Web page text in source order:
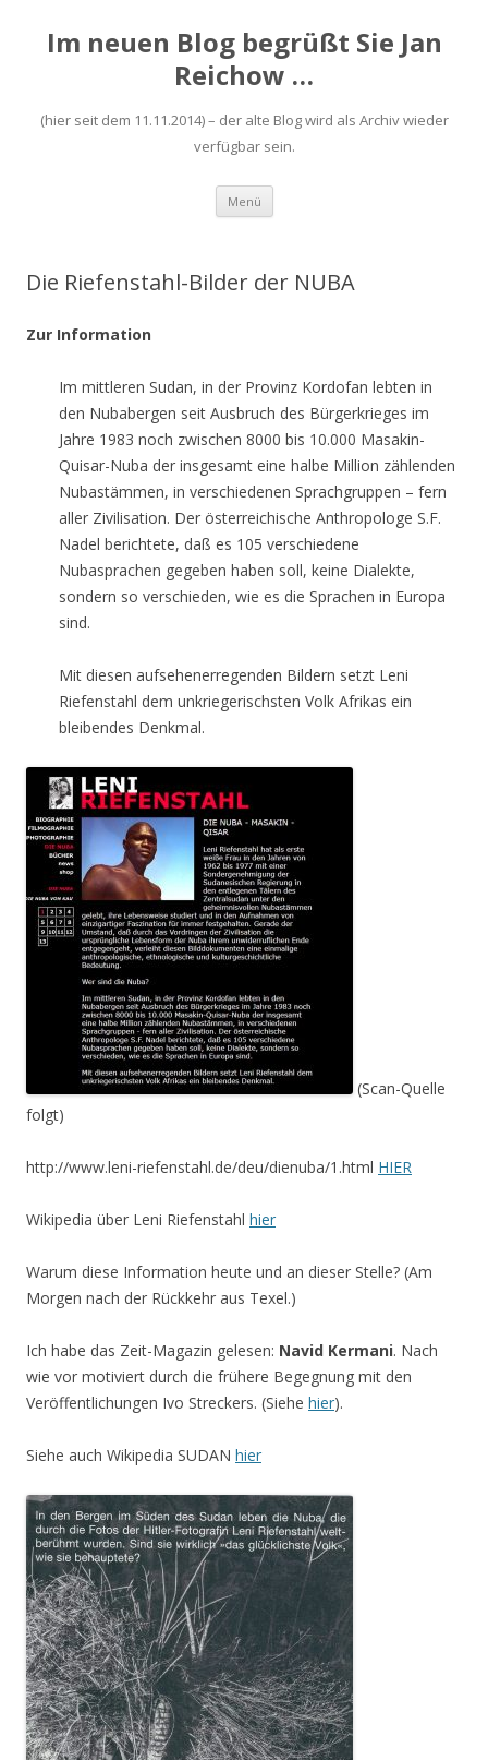
Im neuen Blog begrüßt Sie Jan
Reichow …
(hier seit dem 11.11.2014) – der alte Blog wird als Archiv wieder
verfügbar sein.
Menü Zum
springen
Die Riefenstahl-Bilder der NUBA
Zur Information
Im mittleren Sudan, in der Provinz Kordofan lebten in
den Nubabergen seit Ausbruch des Bürgerkrieges im
Jahre 1983 noch zwischen 8000 bis 10.000 Masakin-
Quisar-Nuba der insgesamt eine halbe Million zählenden
Nubastämmen, in verschiedenen Sprachgruppen – fern
aller Zivilisation. Der österreichische Anthropologe S.F.
Nadel berichtete, daß es 105 verschiedene
Nubasprachen gegeben haben soll, keine Dialekte,
sondern so verschieden, wie es die Sprachen in Europa
sind.
Mit diesen aufsehenerregenden Bildern setzt Leni
Riefenstahl dem unkriegerischsten Volk Afrikas ein
bleibendes Denkmal.
(Scan-Quelle
folgt)
http://www.leni-riefenstahl.de/deu/dienuba/1.html HIER
Wikipedia über Leni Riefenstahl hier
Warum diese Information heute und an dieser Stelle? (Am
Morgen nach der Rückkehr aus Texel.)
Ich habe das Zeit-Magazin gelesen: Navid Kermani. Nach
wie vor motiviert durch die frühere Begegnung mit den
Veröffentlichungen Ivo Streckers. (Siehe hier).
Siehe auch Wikipedia SUDAN hier